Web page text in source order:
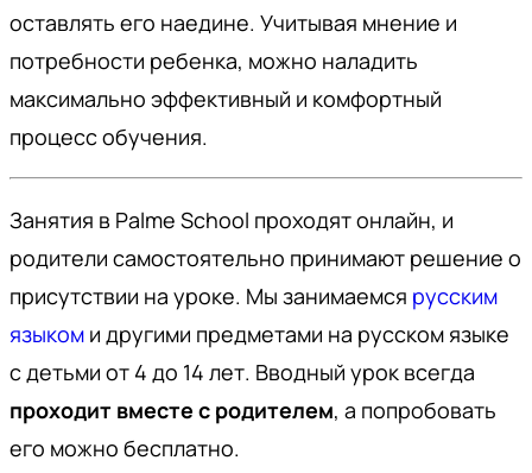
оставлять его наедине. Учитывая мнение и
потребности ребенка, можно наладить
максимально эффективный и комфортный
процесс обучения.
Занятия в Palme School проходят онлайн, и
родители самостоятельно принимают решение о
присутствии на уроке. Мы занимаемся русским
языком и другими предметами на русском языке
с детьми от 4 до 14 лет. Вводный урок всегда
проходит вместе с родителем, а попробовать
его можно бесплатно.